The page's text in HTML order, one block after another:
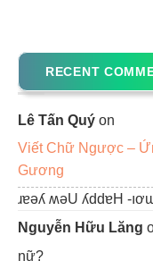
RECENT
Lê Tấn Quý on
Viết Chữ Ngược –
Gương
ɹɐǝʎ ʍǝU ʎddɐH -
Nguyễn Hữu Lăng
nữ?